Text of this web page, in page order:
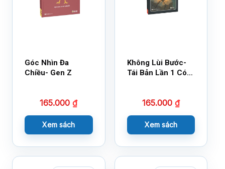
Góc Nhìn Đa
Chiều- Gen Z
165.000₫
Xem sách
Không Lùi Bước-
Tái Bản Lần 1 Có
165.000 ₫
Xem sách